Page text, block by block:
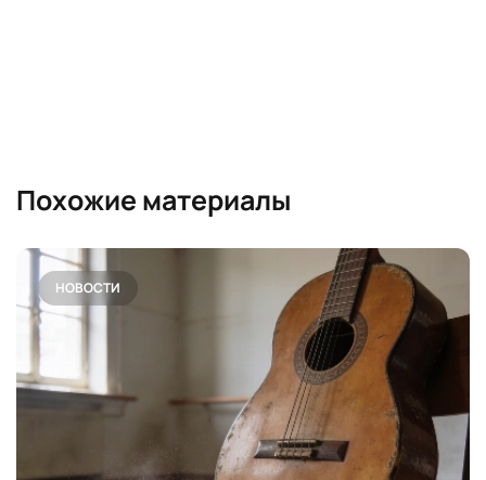
Похожие материалы
НОВОСТИ